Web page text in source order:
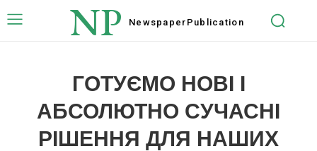
NP Newspaper Publication
ГОТУЄМО НОВІ І
АБСОЛЮТНО СУЧАСНІ
РІШЕННЯ ДЛЯ НАШИХ